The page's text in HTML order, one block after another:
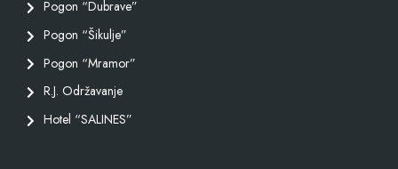
Pogon “Dubrave”
Pogon “Šikulje”
Pogon “Mramor”
R.J. Održavanje
Hotel “SALINES”